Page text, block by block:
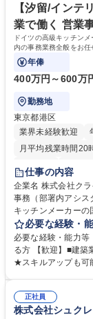
【汐留/インテ
業で働く 営業
ドイツの高級キッチン
内の事務業務全般をお
ップも可能です。
年俸
400万円～600万
勤務地
東京都港区
業界未経験歓迎
月平均残業時間20
育休あり
完全週
駅近5分以内
土
仕事の内容
企業名 株式会社クライス・ア
事務（部署内アシスタント）】
キッチンメーカー
署内の事務業務全般
ため、スキルアップも可能です。 【部署内
仕分け・整理 ■電話
類を取りまとめて経
インテリア事務（部
必要な経験・
必要な経験・能力
る方 【歓迎】■建築
★スキルアップも可能です★ 【働く環境】日々の業
ームとの協力や新し
働けます。 【歓迎
正社員
株式会社シュクレ